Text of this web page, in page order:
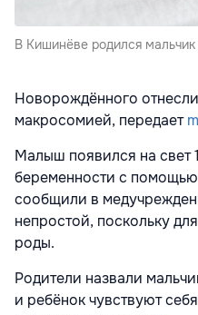
В Кишинёве родился
Новорождённого
макросомией, передает
Малыш появился на свет
беременности с
сообщили в
непростой, поскольку
роды.
Родители назвали
и ребёнок чувствуют